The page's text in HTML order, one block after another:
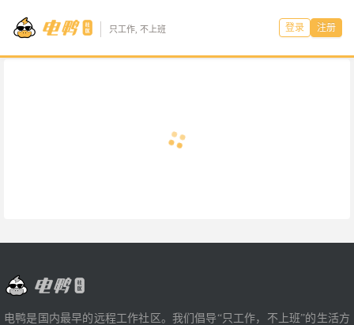
只工作, 不上班 登录 注册
电鸭是国内最早的远程工作社区。我们倡导“只工作，不上班”的生活方